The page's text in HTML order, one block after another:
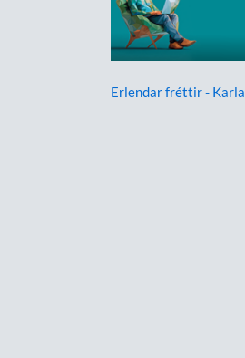
Erlendar fréttir - Karla